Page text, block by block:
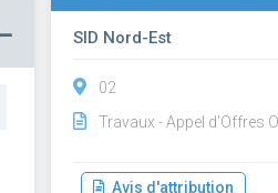
– SID Nord-Est
02
Travaux - Appel d'Offres
Avis d'attribution